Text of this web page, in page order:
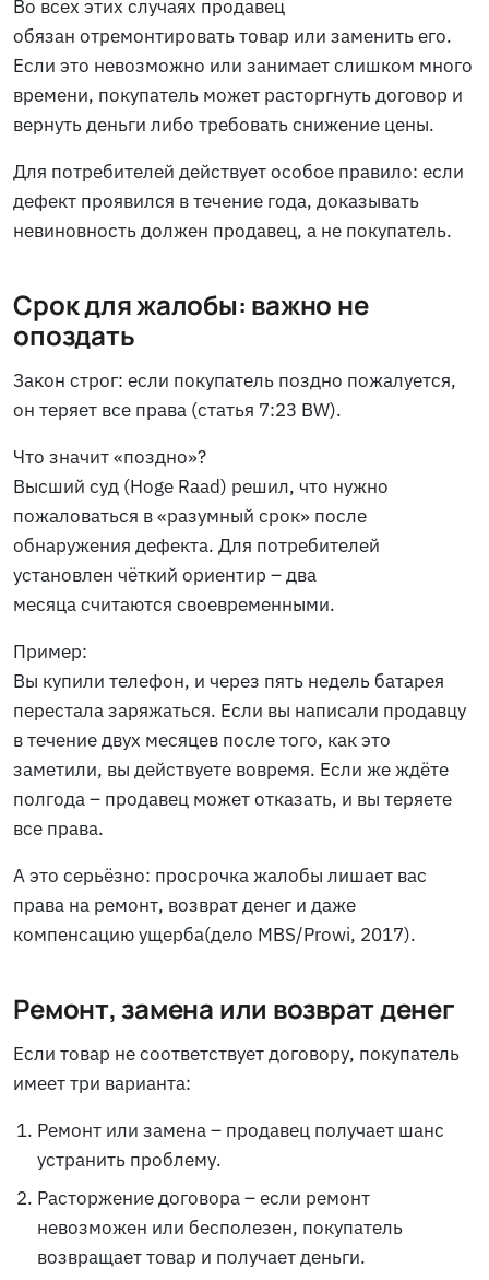
Во всех этих случаях продавец
обязан отремонтировать товар или заменить его.
Если это невозможно или занимает слишком много
времени, покупатель может расторгнуть договор и
вернуть деньги либо требовать снижение цены.
Для потребителей действует особое правило: если
дефект проявился в течение года, доказывать
невиновность должен продавец, а не покупатель.
Срок для жалобы: важно не
опоздать
Закон строг: если покупатель поздно пожалуется,
он теряет все права (статья 7:23 BW).
Что значит «поздно»?
Высший суд (Hoge Raad) решил, что нужно
пожаловаться в «разумный срок» после
обнаружения дефекта. Для потребителей
установлен чёткий ориентир – два
месяца считаются своевременными.
Пример:
Вы купили телефон, и через пять недель батарея
перестала заряжаться. Если вы написали продавцу
в течение двух месяцев после того, как это
заметили, вы действуете вовремя. Если же ждёте
полгода – продавец может отказать, и вы теряете
все права.
А это серьёзно: просрочка жалобы лишает вас
права на ремонт, возврат денег и даже
компенсацию ущерба(дело MBS/Prowi, 2017).
Ремонт, замена или возврат денег
Если товар не соответствует договору, покупатель
имеет три варианта:
Ремонт или замена – продавец получает шанс
устранить проблему.
Расторжение договора – если ремонт
невозможен или бесполезен, покупатель
возвращает товар и получает деньги.